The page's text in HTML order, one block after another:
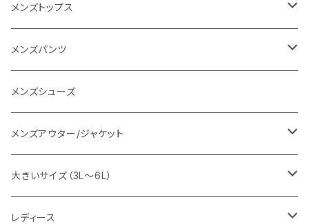
go slow caravan
SY32 by SWEET YEARS
URBAN SQUARE
EDWIN
snow peak
G-stage
レディース
スーツ
カジュアルセットアップ
スラックス
ワイシャツ
シューズ
フォーマル
メンズトップス
Tシャツ/カットソー
シャツ/ポロシャツ
パーカー/スウェット
ニット
メンズパンツ
デニムパンツ
イージーパンツ
スラックス
メンズシューズ
メンズアウター/ジャケット
ジャケット
カジュアルジャケット
ブルゾン
大きいサイズ（3L～6L）
ビジネス
レディース